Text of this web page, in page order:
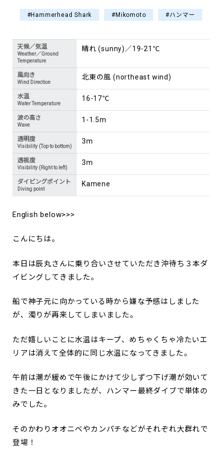
#Hammerhead Shark #Mikomoto #ハンマー
天候／気温
Weather／Ground
Temperature
晴れ (sunny)／19-21℃
風向き
Wind Direction
北東の風 (northeast wind)
水温
Water Temperature
16-17℃
波の高さ
Wave
1-1.5m
透明度
Visibility (Top to bottom)
3m
透視度
Visibility (Right to left)
3m
ダイビングポイント
Diving point
Kamene
English below>>>
こんにちは。
本日は辰丸さんに乗り合いさせていただき沖待ち３本ダ
イビングしてきました。
船で神子元に向かっている時から嫌な予感はしました
が、濁りが再来してしまいました。
ただ嬉しいことに水温はキープ、めちゃくちゃ冷たいエ
リアは消えて全体的に同じ水温になってきました。
午前は潮が緩めで午後にかけて少しずつ下げ潮が効いて
きた一日となりましたが、ハンマー最終ダイブで単体の
みでした。
そのかわりオオニベやカンパチなどがそれぞれ大群れで
登場！